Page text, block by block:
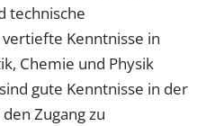
technische
Kenntnisse in
Chemie und Physik
gute Kenntnisse in der
Zugang zu